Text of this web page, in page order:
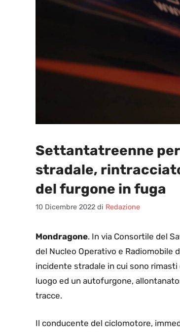
Settantatreenne
stradale,
del furgone in fuga
10 Dicembre 2022 di Redazione
Mondragone. In via Consortile del
del Nucleo Operativo e Radiomobile
incidente stradale in cui sono
luogo ed un autofurgone,
tracce.
Il conducente del ciclomotore,